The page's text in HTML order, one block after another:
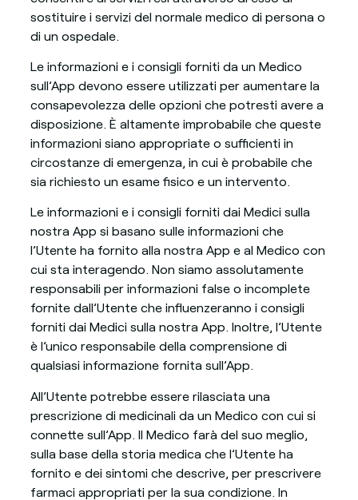
sostituire i servizi del normale medico di persona o
di un ospedale.
Le informazioni e i consigli forniti da un Medico
sull’App devono essere utilizzati per aumentare la
consapevolezza delle opzioni che potresti avere a
disposizione. È altamente improbabile che queste
informazioni siano appropriate o sufficienti in
circostanze di emergenza, in cui è probabile che
sia richiesto un esame fisico e un intervento.
Le informazioni e i consigli forniti dai Medici sulla
nostra App si basano sulle informazioni che
l’Utente ha fornito alla nostra App e al Medico con
cui sta interagendo. Non siamo assolutamente
responsabili per informazioni false o incomplete
fornite dall’Utente che influenzeranno i consigli
forniti dai Medici sulla nostra App. Inoltre, l’Utente
è l’unico responsabile della comprensione di
qualsiasi informazione fornita sull’App.
All’Utente potrebbe essere rilasciata una
prescrizione di medicinali da un Medico con cui si
connette sull’App. Il Medico farà del suo meglio,
sulla base della storia medica che l’Utente ha
fornito e dei sintomi che descrive, per prescrivere
farmaci appropriati per la sua condizione. In